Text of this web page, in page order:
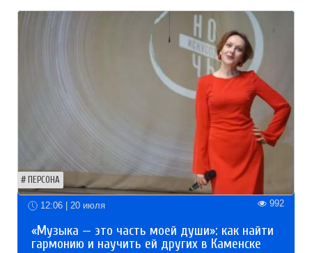
ПЕРСОНА
12:06 | 20 июля 992
«Музыка — это часть моей души»: как найти
гармонию и научить ей других в Каменске